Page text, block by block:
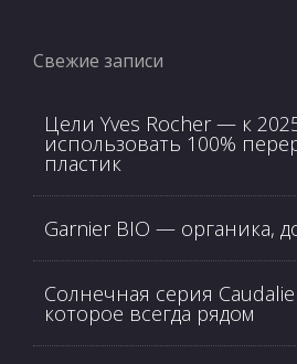
Свежие записи
Цели Yves Rocher — к
использовать 100%
пластик
Garnier BIO — органика,
Солнечная серия
которое всегда рядом